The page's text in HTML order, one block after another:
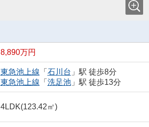
8,890万円
東急池上線 「 石川台 」駅 徒歩8分
東急池上線 「 洗足池」駅 徒歩13分
4LDK(123.42㎡)